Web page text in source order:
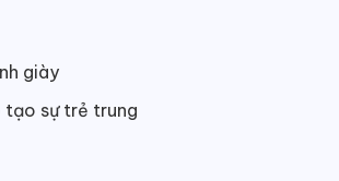
giày
sự trẻ trung